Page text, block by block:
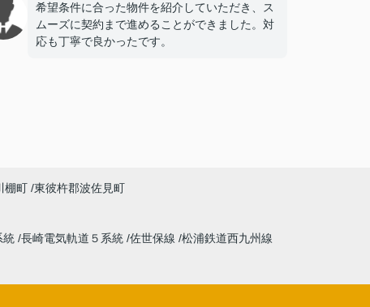
希望条件に合った物件を紹介していただき、ス
ムーズに契約まで進めることができました。対
応も丁寧で良かったです。
棚町 東彼杵郡波佐見町
統 長崎電気軌道５系統 佐世保線 松浦鉄道西九州線